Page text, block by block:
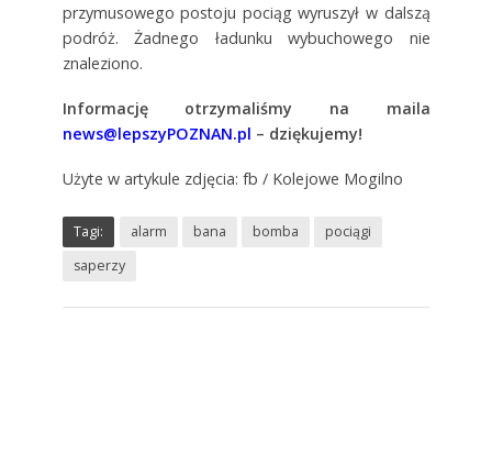
przymusowego postoju pociąg wyruszył w dalszą
podróż. Żadnego ładunku wybuchowego nie
znaleziono.
Informację otrzymaliśmy na maila
news@lepszyPOZNAN.pl – dziękujemy!
Użyte w artykule zdjęcia: fb / Kolejowe Mogilno
Tagi: alarm bana bomba
pociągi
saperzy